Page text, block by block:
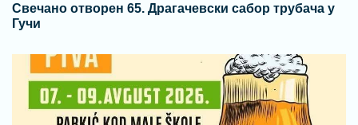
Свечано отворен 65. Драгачевски сабор трубача у
Гучи